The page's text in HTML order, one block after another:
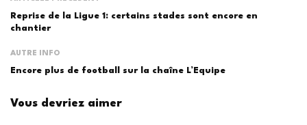
Reprise de la Ligue 1: certains stades sont encore en
chantier
AUTRE INFO
Encore plus de football sur la chaîne L’Equipe
Vous devriez aimer